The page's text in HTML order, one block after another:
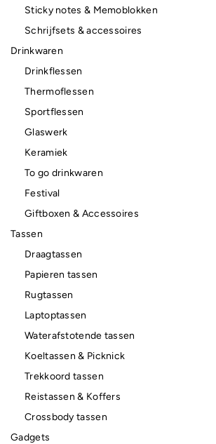
Sticky notes & Memoblokken
Schrijfsets & accessoires
Drinkwaren
Drinkflessen
Thermoflessen
Sportflessen
Glaswerk
Keramiek
To go drinkwaren
Festival
Giftboxen & Accessoires
Tassen
Draagtassen
Papieren tassen
Rugtassen
Laptoptassen
Waterafstotende tassen
Koeltassen & Picknick
Trekkoord tassen
Reistassen & Koffers
Crossbody tassen
Gadgets